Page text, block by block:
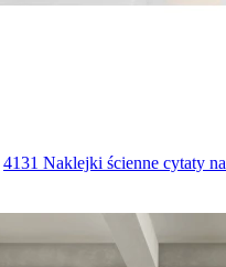
4131 Naklejki ścienne cytaty